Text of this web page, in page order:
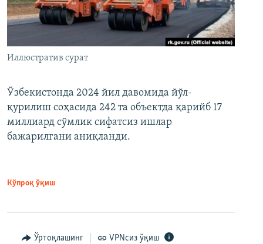
Иллюстратив сурат
Ўзбекистонда 2024 йил давомида йўл-
қурилиш соҳасида 242 та объектда қарийб 17
миллиард сўмлик сифатсиз ишлар
бажарилгани аниқланди.
Кўпроқ ўқиш
Ўртоқлашинг VPNсиз ўқиш